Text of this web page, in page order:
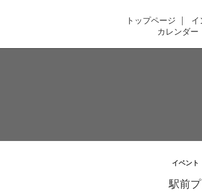
トップページ イ
カレンダー
イベント
駅前